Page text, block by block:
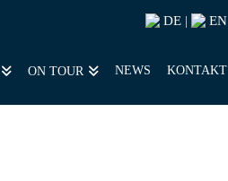
DE EN
ON TOUR NEWS KONTAKT